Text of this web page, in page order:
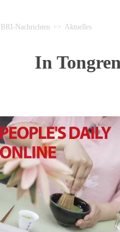
BRI-Nachrichten >> Aktuelles
In